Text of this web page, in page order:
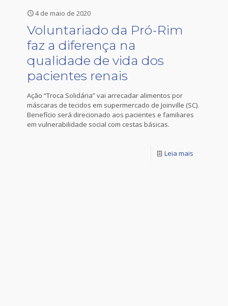
4 de maio de 2020
Voluntariado da Pró-Rim
faz a diferença na
qualidade de vida dos
pacientes renais
Ação “Troca Solidária” vai arrecadar alimentos por
máscaras de tecidos em supermercado de Joinville (SC).
Benefício será direcionado aos pacientes e familiares
em vulnerabilidade social com cestas básicas.
Leia mais